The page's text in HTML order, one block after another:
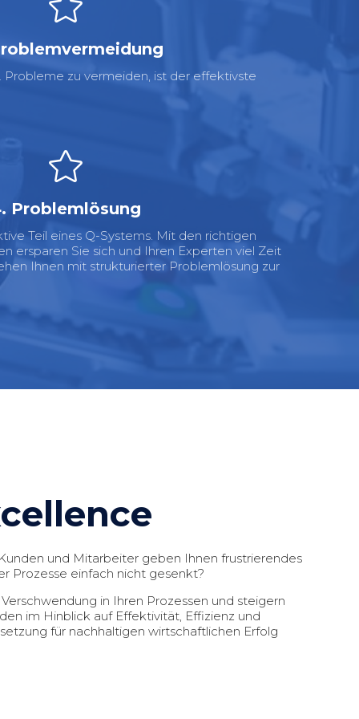
Probleme zu vermeiden, ist der effektivste
Problemlösung
Teil eines Q-Systems. Mit den richtigen
ersparen Sie sich und Ihren Experten viel Zeit
Ihnen mit strukturierter Problemlösung zur
und Mitarbeiter geben Ihnen frustrierendes
Prozesse einfach nicht gesenkt?
in Ihren Prozessen und steigern
im Hinblick auf Effektivität, Effizienz und
für nachhaltigen wirtschaftlichen Erfolg